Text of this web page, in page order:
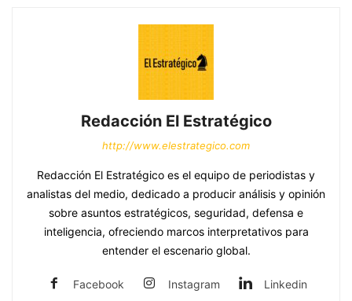
Redacción El Estratégico
http://www.elestrategico.com
Redacción El Estratégico es el equipo de periodistas y
analistas del medio, dedicado a producir análisis y opinión
sobre asuntos estratégicos, seguridad, defensa e
inteligencia, ofreciendo marcos interpretativos para
entender el escenario global.
Facebook Instagram Linkedin